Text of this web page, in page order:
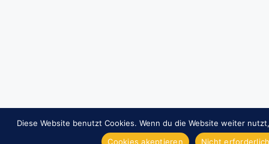
Diese Website benutzt Cookies. Wenn du die Website weiter
Cookies akeptieren
Nicht